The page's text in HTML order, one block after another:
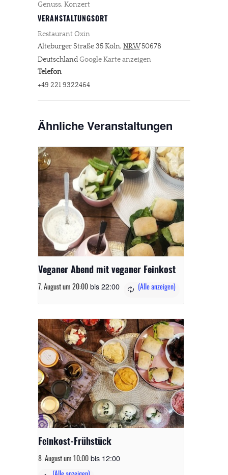
Genuss, Konzert
VERANSTALTUNGSORT
Restaurant Oxin
Alteburger Straße 35Köln, NRW50678
DeutschlandGoogle Karte anzeigen
Telefon
+49 221 9322464
Ähnliche Veranstaltungen
Veganer Abend mit veganer Feinkost
7. August um 20:00 bis22:00
Feinkost-Frühstück
8. August um 10:00 bis 12:00